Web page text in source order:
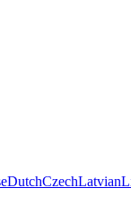
DutchCzechLatvian